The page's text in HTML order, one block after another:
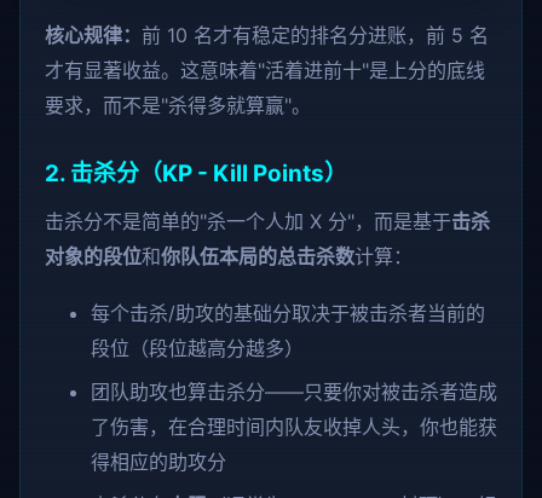
核心规律： 前 10 名才有稳定的排名分进账，前 5 名
才有显著收益。这意味着"活着进前十"是上分的底线
要求，而不是"杀得多就算赢"。
2. 击杀分（KP - Kill Points）
击杀分不是简单的"杀一个人加 X 分"，而是基于击杀
对象的段位和你队伍本局的总击杀数计算：
每个击杀/助攻的基础分取决于被击杀者当前的
段位（段位越高分越多）
团队助攻也算击杀分——只要你对被击杀者造成
了伤害，在合理时间内队友收掉人头，你也能获
得相应的助攻分